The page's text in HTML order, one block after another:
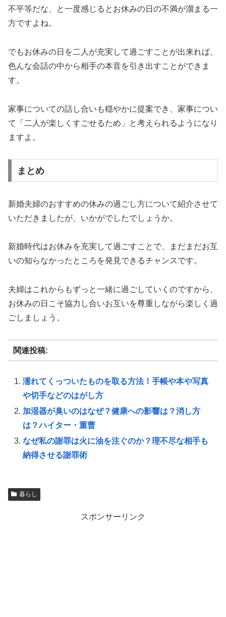
不平等だな、と一度感じるとお休みの日の不満が溜まる一
方ですよね。
でもお休みの日を二人が充実して過ごすことが出来れば、
色んな会話の中から相手の本音を引き出すことができま
す。
家事についての話し合いも穏やかに提案でき、家事につい
て「二人が楽しくすごせるため」と考えられるようになり
ますよ。
まとめ
新婚夫婦のおすすめの休みの過ごし方について紹介させて
いただきましたが、いかがでしたでしょうか。
新婚時代はお休みを充実して過ごすことで、まだまだお互
いの知らなかったところを発見できるチャンスです。
夫婦はこれからもずっと一緒に過ごしていくのですから、
お休みの日こそ協力し合いお互いを尊重しながら楽しく過
ごしましょう。
関連投稿:
濡れてくっついたものを取る方法！手帳や本や写真
や切手などのはがし方
加湿器が臭いのはなぜ？健康への影響は？消し方
は？ハイター・重曹
なぜ私の謝罪は火に油を注ぐのか？理不尽な相手も
納得させる謝罪術
暮らし
スポンサーリンク